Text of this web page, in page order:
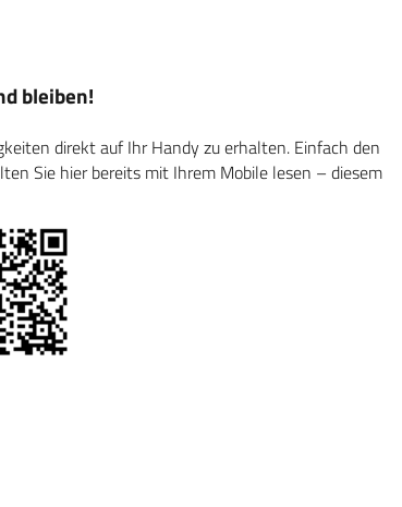
bleiben!
direkt auf Ihr Handy zu erhalten. Einfach den
Sie hier bereits mit Ihrem Mobile lesen – diesem